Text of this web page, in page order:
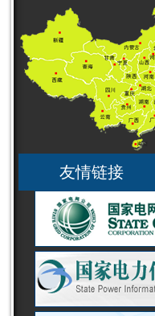
友情链接